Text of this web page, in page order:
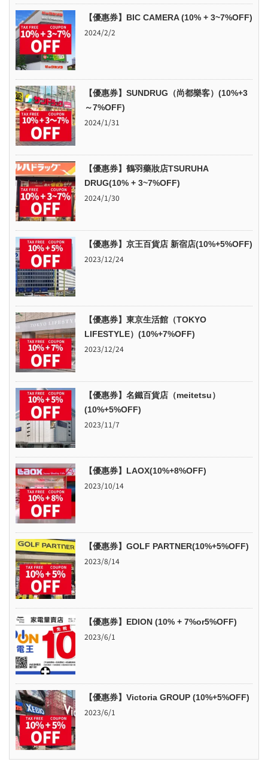
【優惠券】BIC CAMERA (10% + 3~7%OFF)
2024/2/2
【優惠券】SUNDRUG（尚都樂客）(10%+3
～7%OFF)
2024/1/31
【優惠券】鶴羽藥妝店TSURUHA
DRUG(10% + 3~7%OFF)
2024/1/30
【優惠券】京王百貨店 新宿店(10%+5%OFF)
2023/12/24
【優惠券】東京生活館（TOKYO
LIFESTYLE）(10%+7%OFF)
2023/12/24
【優惠券】名鐵百貨店（meitetsu）
(10%+5%OFF)
2023/11/7
【優惠券】LAOX(10%+8%OFF)
2023/10/14
【優惠券】GOLF PARTNER(10%+5%OFF)
2023/8/14
【優惠券】EDION (10% + 7%or5%OFF)
2023/6/1
【優惠券】Victoria GROUP (10%+5%OFF)
2023/6/1